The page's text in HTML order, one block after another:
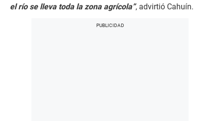
el río se lleva toda la zona agrícola”, advirtió Cahuín.